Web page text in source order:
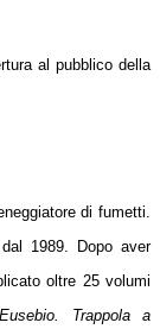
al pubblico della
di fumetti.
1989. Dopo aver
oltre 25 volumi
Trappola a